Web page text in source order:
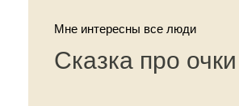
Мне интересны все люди
Сказка про очки